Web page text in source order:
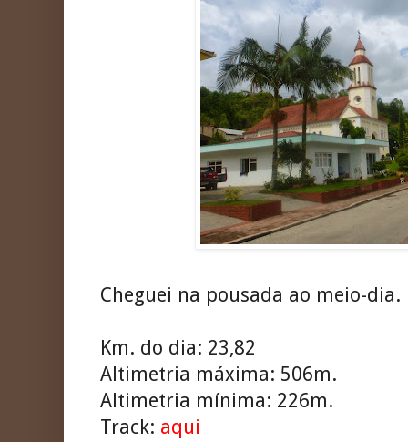
Cheguei na pousada ao meio-
Km. do dia: 23,82
Altimetria máxima: 506m.
Altimetria mínima: 226m.
Track: aqui